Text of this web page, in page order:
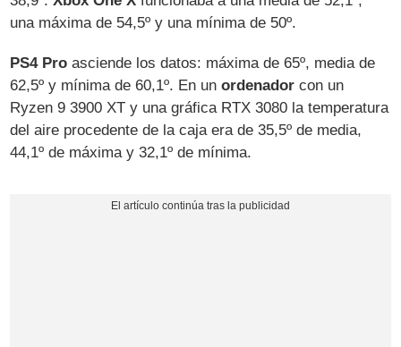
una máxima de 54,5º y una mínima de 50º.
PS4 Pro asciende los datos: máxima de 65º, media de
62,5º y mínima de 60,1º. En unordenador con un
Ryzen 9 3900 XT y una gráfica RTX 3080 la temperatura
del aire procedente de la caja era de 35,5º de media,
44,1º de máxima y 32,1º de mínima.